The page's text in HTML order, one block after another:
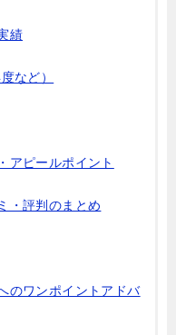
績
など）
アピールポイント
・評判のまとめ
のワンポイントアドバ